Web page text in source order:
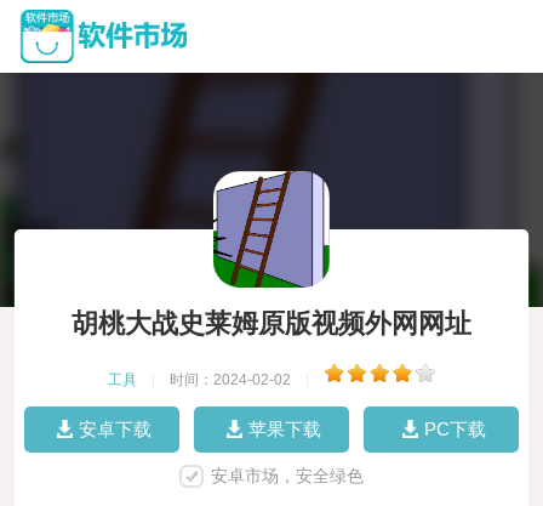
胡桃大战史莱姆原版视频外网网址
工具 时间：2024-02-02
安卓下载 苹果下载 PC下载
安卓市场，安全绿色